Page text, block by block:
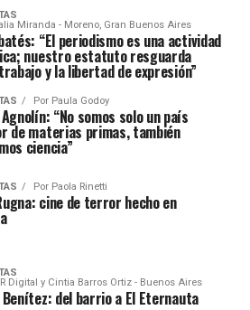
Miranda - Moreno, Gran Buenos Aires
“El periodismo es una actividad
nuestro estatuto resguarda
y la libertad de expresión”
Por Paula Godoy
“No somos solo un país
de materias primas, también
ciencia”
Por Paola Rinetti
cine de terror hecho en
Digital y Cintia Barros Ortiz - Buenos Aires
del barrio a El Eternauta